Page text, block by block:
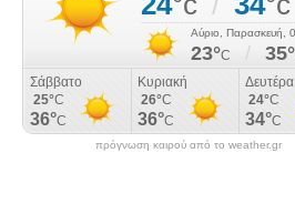
πρόγνωση καιρού από το weather.gr